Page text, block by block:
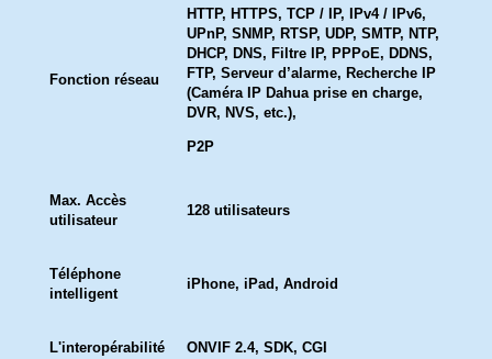
Fonction réseau
HTTP, HTTPS, TCP / IP, IPv4 / IPv6,
UPnP, SNMP, RTSP, UDP, SMTP, NTP,
DHCP, DNS, Filtre IP, PPPoE, DDNS,
FTP, Serveur d’alarme, Recherche IP
(Caméra IP Dahua prise en charge,
DVR, NVS, etc.),
P2P
Max. Accès
utilisateur
128 utilisateurs
Téléphone
intelligent
iPhone, iPad, Android
L'interopérabilité ONVIF 2.4, SDK, CGI